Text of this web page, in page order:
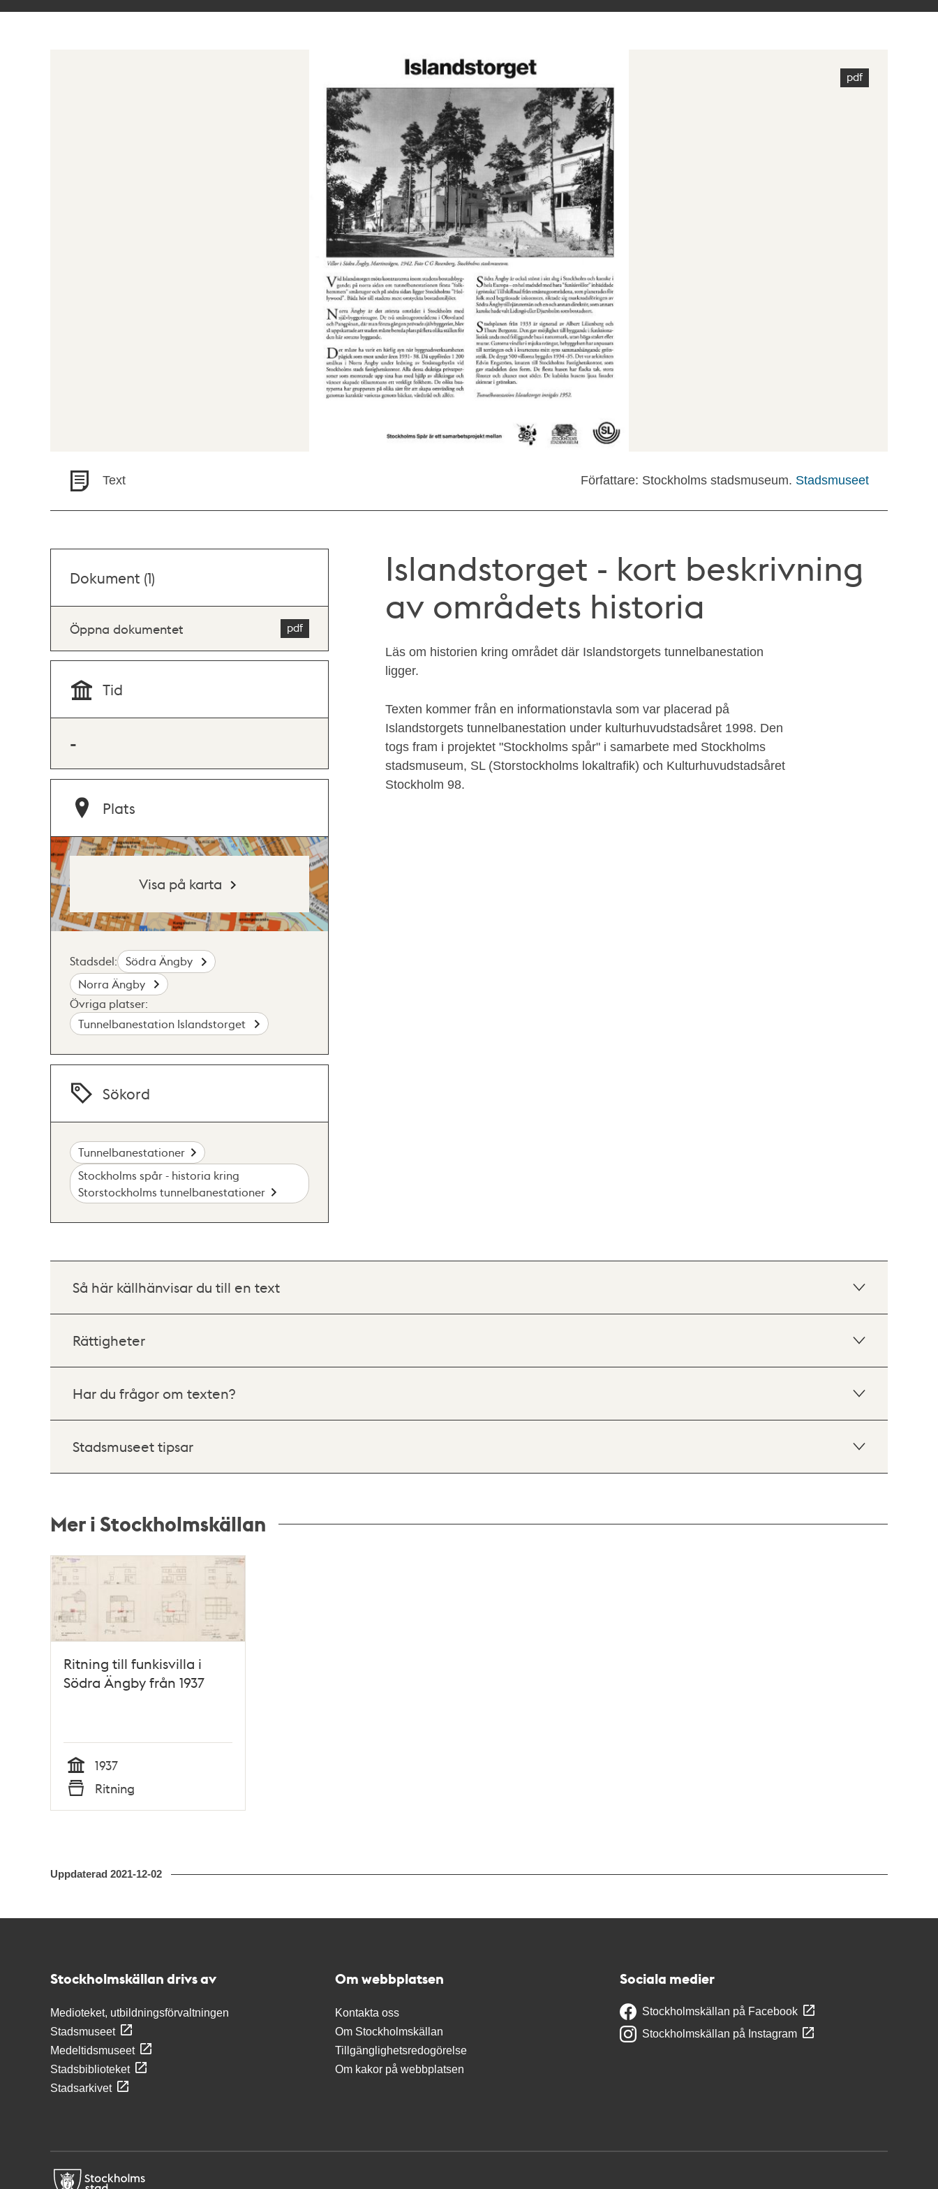
Text Författare: Stockholms stadsmuseum. Stadsmuseet
Islandstorget - kort beskrivning
av områdets historia
Läs om historien kring området där Islandstorgets tunnelbanestation
ligger.
Texten kommer från en informationstavla som var placerad på
Islandstorgets tunnelbanestation under kulturhuvudstadsåret 1998. Den
togs fram i projektet "Stockholms spår" i samarbete med Stockholms
stadsmuseum, SL (Storstockholms lokaltrafik) och Kulturhuvudstadsåret
Stockholm 98.
Dokument (1)
Öppna dokumentet
Tid
-
Plats
Visa på karta
Stadsdel:
Södra Ängby
Norra Ängby
Övriga platser:
Tunnelbanestation Islandstorget
Sökord
Tunnelbanestationer
Stockholms spår - historia kring
Storstockholms tunnelbanestationer
Så här källhänvisar du till en text
Rättigheter
Har du frågor om texten?
Stadsmuseet tipsar
Mer i Stockholmskällan
Relaterade
poster
och
teman
Ritning till funkisvilla i
Södra Ängby från 1937
Tid
1937
Typ
Ritning
Uppdaterad 2021-12-02
Stockholmskällan drivs av
Medioteket, utbildningsförvaltningen
Stadsmuseet
Medeltidsmuseet
Stadsbiblioteket
Stadsarkivet
Om webbplatsen
Kontakta oss
Om Stockholmskällan
Tillgänglighetsredogörelse
Om kakor på webbplatsen
Sociala medier
Stockholmskällan på Facebook
Stockholmskällan på Instagram